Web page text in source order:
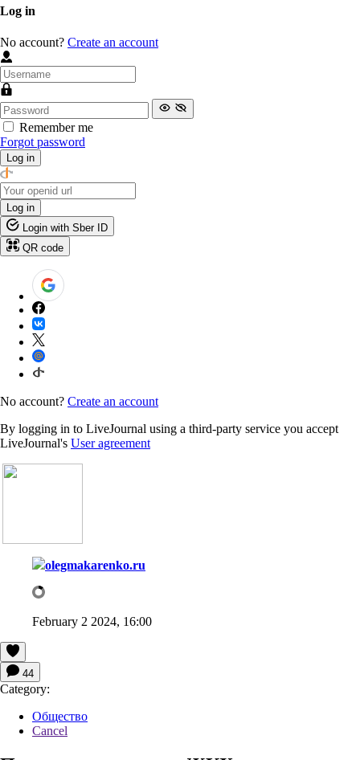
Log in
No account? Create an account
Remember me
Forgot password
Log in
Log in
Login with Sber ID
QR code
No account? Create an account
By logging in to LiveJournal using a third-party service you accept
LiveJournal's User agreement
olegmakarenko.ru
February 2 2024, 16:00
44
Category:
Общество
Cancel